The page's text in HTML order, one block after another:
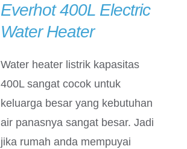
Everhot 400L Electric
Water Heater
Water heater listrik kapasitas
400L sangat cocok untuk
keluarga besar yang kebutuhan
air panasnya sangat besar. Jadi
jika rumah anda mempuyai